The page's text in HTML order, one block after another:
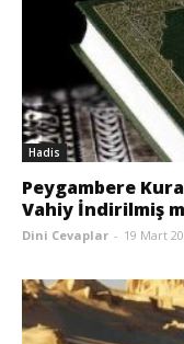
Hadis
Peygambere
Vahiy İndirilmiş
Dini Cevaplar - 19 Mart